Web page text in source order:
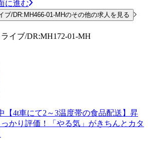
に進む
ブ/DR:MH466-01-MHのその他の求人を見る
イブ/DR:MH172-01-MH
【4t車にて2～3温度帯の食品配送】昇
かり評価！「やる気」がきちんとカタ